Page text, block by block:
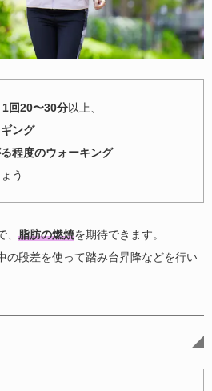
回20〜30分以上、
ギング
る程度のウォーキング
う
脂肪の燃焼を期待できます。
の段差を使って踏み台昇降などを行い